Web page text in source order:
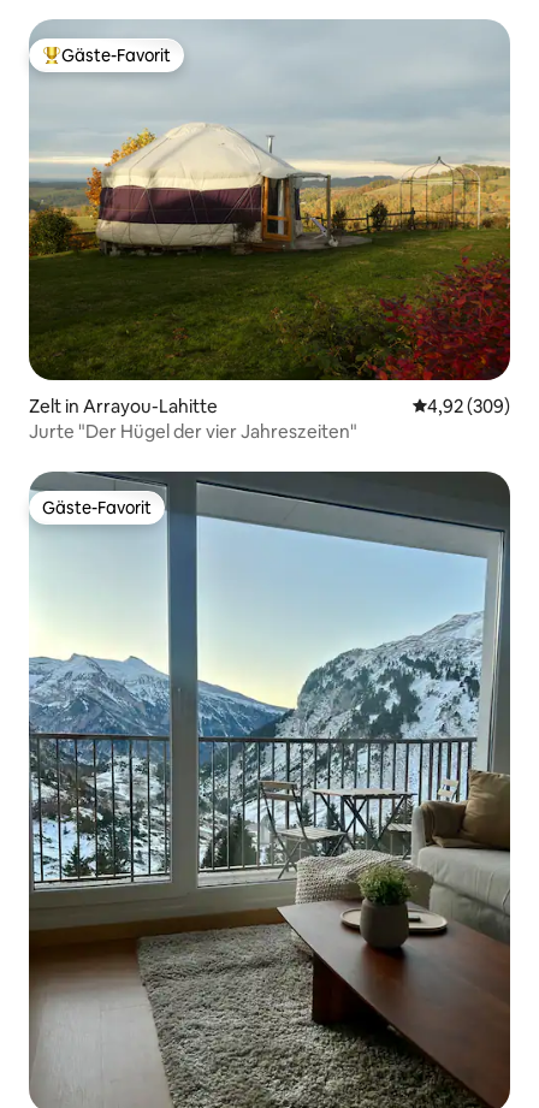
Beliebter Gäste-Favorit.
Gäste-Favorit
Zelt in Arrayou-Lahitte
4,92 (309)
Jurte "Der Hügel der vier Jahreszeiten"
Gäste-Favorit
Gäste-Favorit